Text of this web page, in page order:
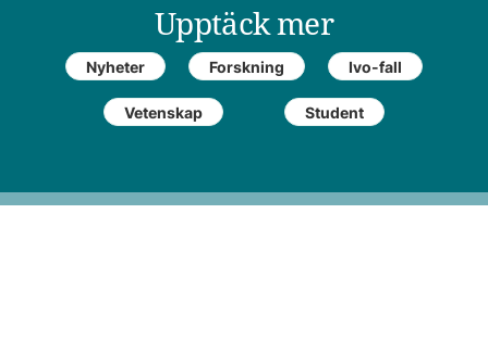
Upptäck mer
Nyheter Forskning Ivo-fall
Vetenskap Student